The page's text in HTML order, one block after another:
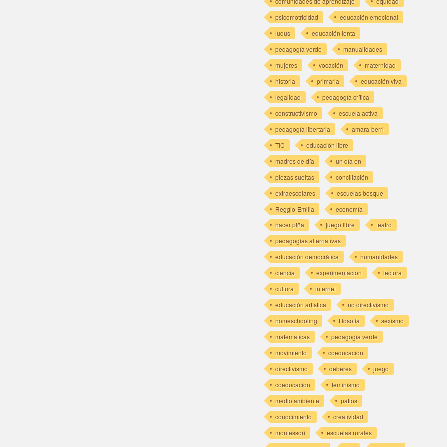
psicomotricidad
educación emocional
ludus
educación lenta
pedagogía verde
manualidades
mujeres
vocación
maternidad
historia
primaria
educación viva
legalidad
pedagogía crítica
constructivismo
escuela activa
pedagogía libertaria
amara-berri
TIC
educación libre
madres de día
un día en
piezas sueltas
conciliación
extraescolares
escuelas bosque
Reggio-Emilia
economía
hacer piña
juego libre
teatro
pedagogías alternativas
educación democrática
humanidades
ciencia
experimentacion
lectura
cultura
internet
educación artística
no directivismo
homeschooling
filosofía
sexismo
matematicas
pedagogia verde
movimiento
coeducacion
directivismo
deberes
juego
coeducación
feminismo
medio ambiente
patios
conocimiento
creatividad
montessori
escuelas rurales